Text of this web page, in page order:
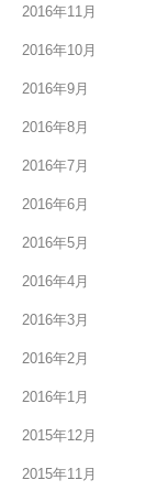
2016年11月
2016年10月
2016年9月
2016年8月
2016年7月
2016年6月
2016年5月
2016年4月
2016年3月
2016年2月
2016年1月
2015年12月
2015年11月